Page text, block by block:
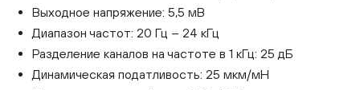
Выходное напряжение: 5,5 мВ
Диапазон частот: 20 Гц – 24 кГц
Разделение каналов на частоте в 1 кГц: 25 дБ
Динамическая податливость: 25 мкм/мН